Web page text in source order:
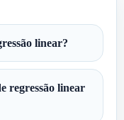
linear?
regressão linear